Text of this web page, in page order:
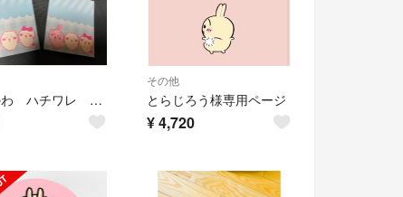
ちいかわ ハチワレ ウサギ
その他
とらじろう様専用ページ
¥4,720